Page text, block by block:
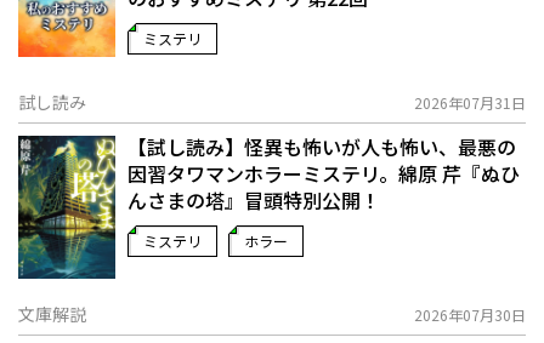
ミステリ
試し読み 2026年07月31日
【試し読み】怪異も怖いが人も怖い、最悪の
因習タワマンホラーミステリ。綿原 芹『ぬひ
んさまの塔』冒頭特別公開！
ミステリ ホラー
文庫解説 2026年07月30日